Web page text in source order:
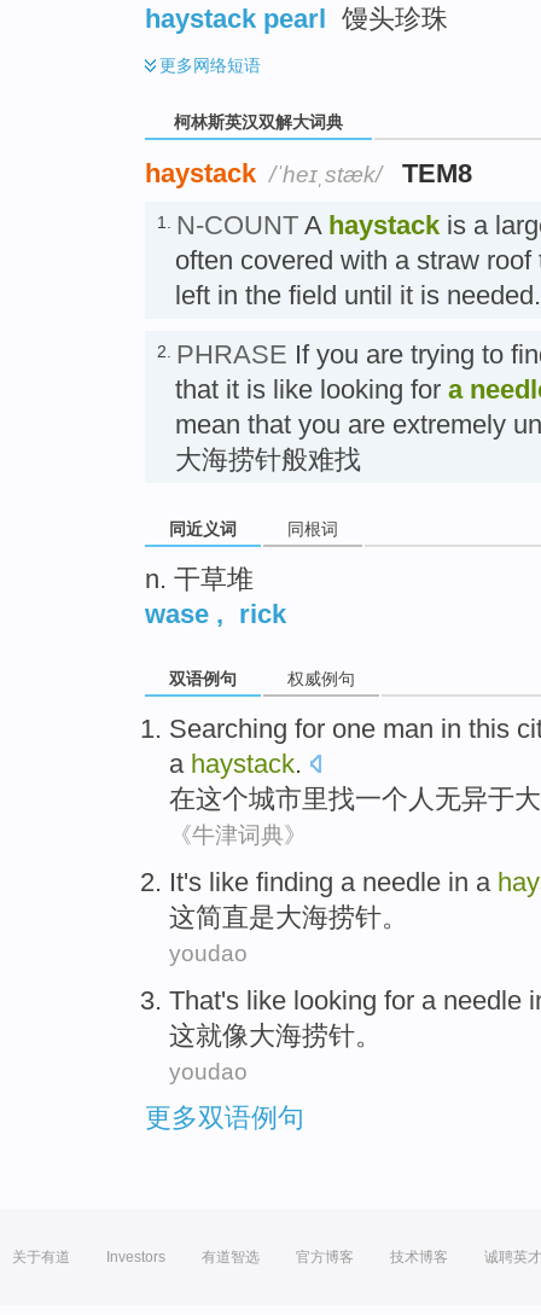
haystack pearl 馒头珍珠
更多网络短语
柯林斯英汉双解大词典
haystack /ˈheɪˌstæk/ TEM8
1. N-COUNT A haystack is a
often covered with a straw
left in the field until it is
2. PHRASE If you are trying to
that it is like looking for a
mean that you are extremely
大海捞针般难找
同近义词 同根词
n. 干草堆
wase , rick
双语例句 权威例句
Searching for one man in this
a haystack.
在这个城市里找一个人无异于
《牛津词典》
It's like finding a needle in a
这简直是大海捞针。
youdao
That's like looking for a needle
这就像大海捞针。
youdao
更多双语例句
关于有道 Investors 有道智选 官方博客 技术博客 诚聘英才